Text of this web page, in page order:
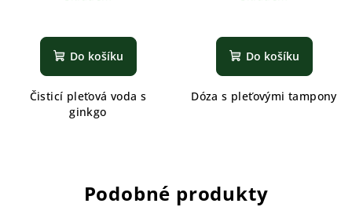
Do košíku
Čisticí pleťová voda s
ginkgo
Do košíku
Dóza s pleťovými tampony
Podobné produkty